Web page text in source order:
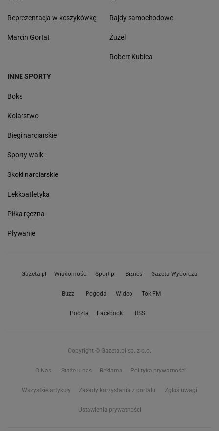
Reprezentacja w koszykówkę
Marcin Gortat
Rajdy samochodowe
Żużel
Robert Kubica
INNE SPORTY
Boks
Kolarstwo
Biegi narciarskie
Sporty walki
Skoki narciarskie
Lekkoatletyka
Piłka ręczna
Pływanie
Gazeta.pl Wiadomości Sport.pl Biznes Gazeta Wyborcza
Buzz Pogoda Wideo Tok.FM
Poczta Facebook RSS
Copyright © Gazeta.pl sp. z o.o.
O Nas Staże u nas Reklama Polityka prywatności
Wszystkie artykuły Zasady korzystania z portalu Zgłoś uwagi
Ustawienia prywatności